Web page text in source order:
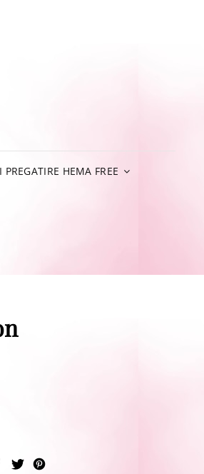
PREGATIRE HEMA FREE